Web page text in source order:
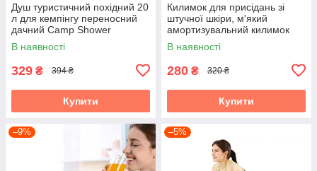
Душ туристичний похідний 20
л для кемпінгу переносний
дачний Camp Shower
В наявності
329 ₴ 394 ₴
Купити
Килимок для присідань зі
штучної шкіри, м'який
амортизувальний килимок
для вправ на колінах,
універсальний фітнес-
В наявності
280 ₴ 320 ₴
Купити
–9% –5%